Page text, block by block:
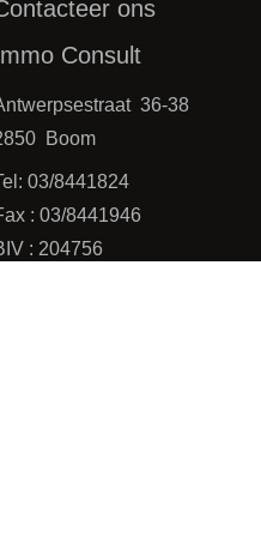
ons
Consult
36-38
Boom
03/8441824
: 03/8441946
: 204756